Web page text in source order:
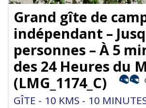
Grand gîte de
indépendant –
personnes – À 5
des 24 Heures du
(LMG_1174_C)
GÎTE 10 KMS 10